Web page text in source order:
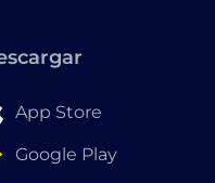
App Store
Google Play